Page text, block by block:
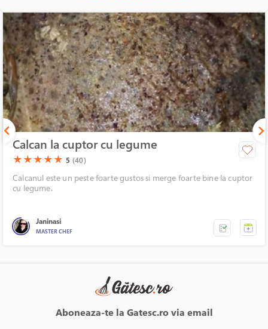
Calcan la cuptor cu legume
(*)
★(*)
★(*)
★(*)
★(*)
★ 5 (40)
Calcanul este un peste foarte gustos si merge foarte bine la cuptor
cu legume.
Janinasi
MASTER CHEF
Aboneaza-te la Gatesc.ro via email